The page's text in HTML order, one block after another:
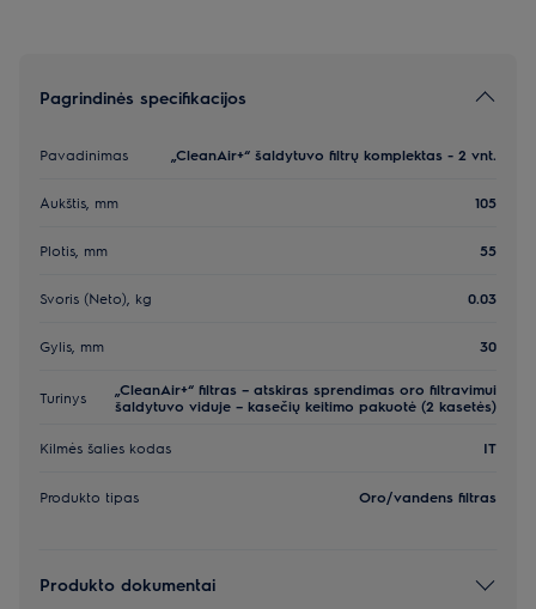
Pagrindinės specifikacijos
Pavadinimas „CleanAir+“ šaldytuvo filtrų komplektas - 2 vnt.
Aukštis, mm 105
Plotis, mm 55
Svoris (Neto), kg 0.03
Gylis, mm 30
Turinys
„CleanAir+“ filtras – atskiras sprendimas oro filtravimui
šaldytuvo viduje – kasečių keitimo pakuotė (2 kasetės)
Kilmės šalies kodas IT
Produkto tipas Oro/vandens filtras
Produkto dokumentai